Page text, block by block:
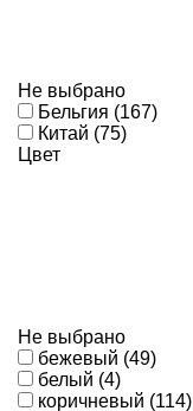
Не выбрано
Бельгия (167)
Китай (75)
Цвет
Не выбрано
бежевый (49)
белый (4)
коричневый (114)